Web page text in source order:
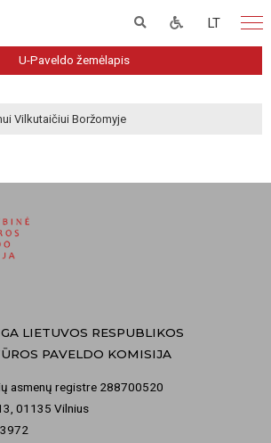
LT
U-Paveldo žemėlapis
Vilkutaičiui Boržomyje
LIETUVOS RESPUBLIKOS
PAVELDO KOMISIJA
asmenų registre 288700520
01135 Vilnius